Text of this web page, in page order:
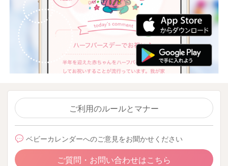
ご利用のルールとマナー
ベビーカレンダーへのご意見をお聞かせください
ご質問・お問い合わせはこちら